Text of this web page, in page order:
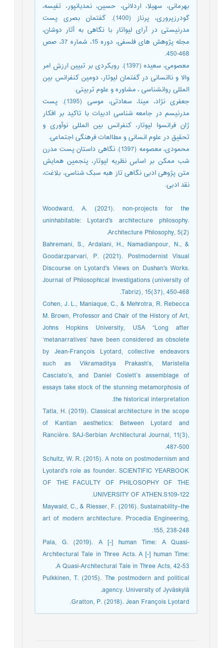
بهرمانی، سهیلا، اردلانی، حسین، نمدیانپور، تفیسه،
گودرزپروری، پرناز (1400). گفتمان بصری پست
مدرنیستی در آرای لیواتار با نگاهی به آثار دوشان،
مجله پژوهش های فلسفی، دوره 15، شماره 37، صص
468-450.
معصومی، سعیده (1397). رویکردی بر تبیین ارزش امر
والا و ناانسانی در گفتمان لیوتار، دومین کنفرانس بین
المللی روانشناسی ، مشاوره و علوم تربیتی.
جعفری نژاد، مینا، سعادتی، موسی (1395). پست
مدرنیسم در جامعه شناسی ادبیات با تاکید بر افکار
ژان فرانسوا لیوتار، کنفرانس بین المللی نوآوری و
تحقیق در علوم انسانی و مطالعات فرهنگی اجتماعی.
محمودی، معصومه (1397). نگاهی داستان پست مدرن
شب ممکن بر اساس نظریه لیوتار، پنجمین همایش
متن پژوهی ادبی نگاهی تاز هبه سبک شناسی، بلاغت،
نقد ادبی.
Woodward, A. (2021). non-projects for the
uninhabitable: Lyotard's architecture philosophy.
Architecture Philosophy, 5(2).
Bahremani, S., Ardalani, H., Namadianpour, N., &
Goodarzparvari, P. (2021). Postmodernist Visual
Discourse on Lyotard's Views on Dushan's Works.
Journal of Philosophical Investigations (university of
Tabriz), 15(37), 450-468.
Cohen, J. L., Maniaque, C., & Mehrotra, R. Rebecca
M. Brown, Professor and Chair of the History of Art,
Johns Hopkins University, USA “Long after
‘metanarratives’ have been considered as obsolete
by Jean-François Lyotard, collective endeavors
such as Vikramaditya Prakash’s, Maristella
Casciato’s, and Daniel Coslett’s assemblage of
essays take stock of the stunning metamorphosis of
the historical interpretation.
Tatla, H. (2019). Classical architecture in the scope
of Kantian aesthetics: Between Lyotard and
Rancière. SAJ-Serbian Architectural Journal, 11(3),
487-500.
Schultz, W. R. (2015). A note on postmodernism and
Lyotard's role as founder. SCIENTIFIC YEARBOOK
OF THE FACULTY OF PHILOSOPHY OF THE
UNIVERSITY OF ATHEN.S109-122.
Maywald, C., & Riesser, F. (2016). Sustainability–the
art of modern architecture. Procedia Engineering,
155, 238-248.
Pala, G. (2019). A [-] human Time: A Quasi-
Architectural Tale in Three Acts. A [-] human Time:
A Quasi-Architectural Tale in Three Acts, 42-53.
Pulkkinen, T. (2015). The postmodern and political
agency. University of Jyväskylä.
Gratton, P. (2018). Jean François Lyotard.